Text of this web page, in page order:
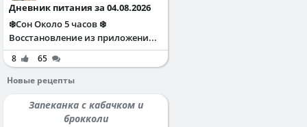
Дневник питания за 04.08.2026
❄️Сон Около 5 часов ❄️
Восстановление из приложени...
8
65
Новые рецепты
Запеканка с кабачком и
брокколи